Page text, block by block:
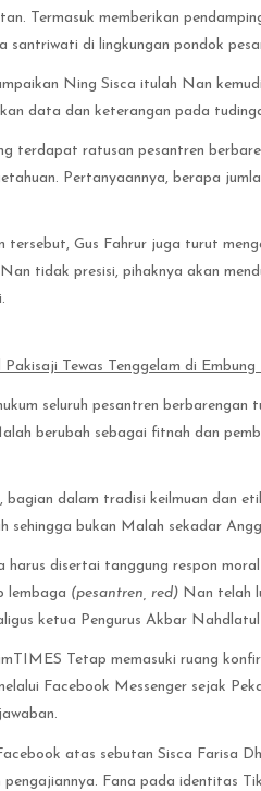
Termasuk memberikan
santriwati di lingkungan pondok
Ning Sisca itulah Nan
data dan keterangan pada
terdapat ratusan pesantren
Pertanyaannya, berapa
tersebut, Gus Fahrur juga turut
tidak presisi, pihaknya akan
Pakisaji Tewas Tenggelam di
seluruh pesantren
berubah sebagai fitnah dan
bagian dalam tradisi keilmuan dan
sehingga bukan Malah sekadar
harus disertai tanggung respon
lembaga (pesantren, red) Nan telah
ketua Pengurus Akbar
Tetap memasuki ruang
Facebook Messenger sejak
atas sebutan Sisca Farisa
Fana pada identitas